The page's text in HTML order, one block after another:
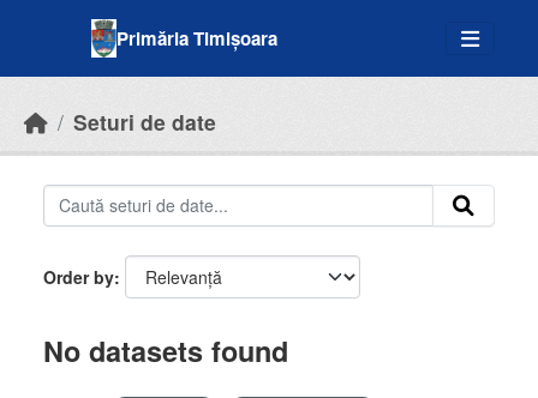
Primăria Timișoara
Seturi de date
Order by
No datasets found